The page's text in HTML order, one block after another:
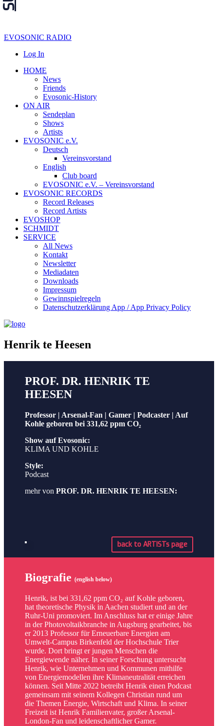
EVOSONIC RADIO
Log In
HOME
News
Friends
Evosonic-History
ON AIR
Sendeplan
Shows
Artists
EVOSONIC e.V.
Deutsch
Vereinsvorstand
English
Club board
EVOSONIC e.V. ‒ Vereinsvorstand
EVOSONIC RECORDS
Record Releases
Record Artists
EVOSHOP
SCHMIDT
SERVICE
All News
Kontakt
Newsletter
Mediadaten
Downloads
Impressum
Gewinnspielregeln
Datenschutzerklärung App / App Privacy Policy
Henrik te Heesen
PROF. DR. HENRIK TE
HEESEN
Professor | Arsenal-Fan | Gamer | Podcaster | Auf
Kohle geboren bei 331,62 ppm CO₂
Show auf Evosonic:
KLIMA UND KOHLE
Style:
Podcast
mehr vonPROF. DR. HENRIK TE HEESEN:
back to ARTISTs page
Biografie(english below)
Henrik, ist bei 331,62 ppm CO₂ auf Kohle geboren,
hat theoretische Physik in Aachen studiert und an der
Ruhr-Uni promoviert. Im Anschluss hat er einige Jahre
in der Photovoltaikbranche in Augsburg gearbeitet, bis
er 2013 Professor für Erneuerbare Energien am
Umwelt-Campus Birkenfeld der Hochschule Trier
wurde. Dort bringt er jungen Menschen die
Energiewende näher. In seiner Forschung untersucht
Henrik, wie Unternehmen und Kommunen mithilfe
von Energiemodellen ihre Klimaneutralität erreichen
können. Seit Mitte 2022 betreibt Henrik einen Podcast
gemeinsam mit seinem Kollegen Christian rund um
die Themen Energie, Wirtschaft und Klima. In seiner
Freizeit ist Henrik Familienvater, großer Arsenal-
London-Fan und leidenschaftlicher Gamer.